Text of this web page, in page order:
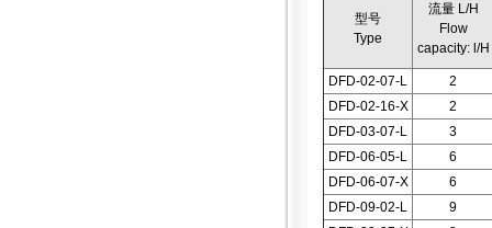
型号
Type
流量 L/H
Flow
capacity: l/H
DFD-02-07-L
2
DFD-02-16-X
2
DFD-03-07-L
3
DFD-06-05-L
6
DFD-06-07-X
6
DFD-09-02-L
9